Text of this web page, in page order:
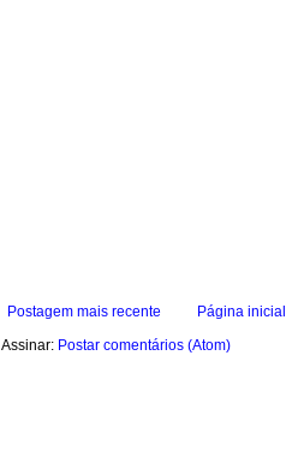
Postagem mais recente
Página inicial
Assinar: Postar comentários (Atom)